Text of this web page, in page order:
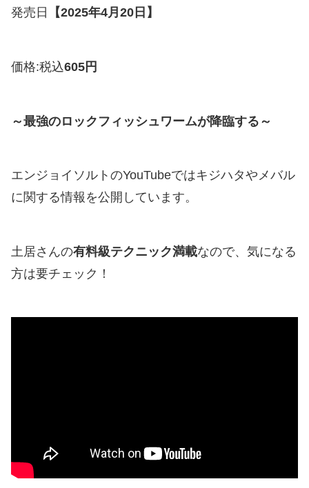
発売日 【2025年4月20日】
価格:税込605円
～最強のロックフィッシュワームが降臨する～
エンジョイソルトのYouTubeではキジハタやメバル
に関する情報を公開しています。
土居さんの有料級テクニック満載なので、気になる
方は要チェック！